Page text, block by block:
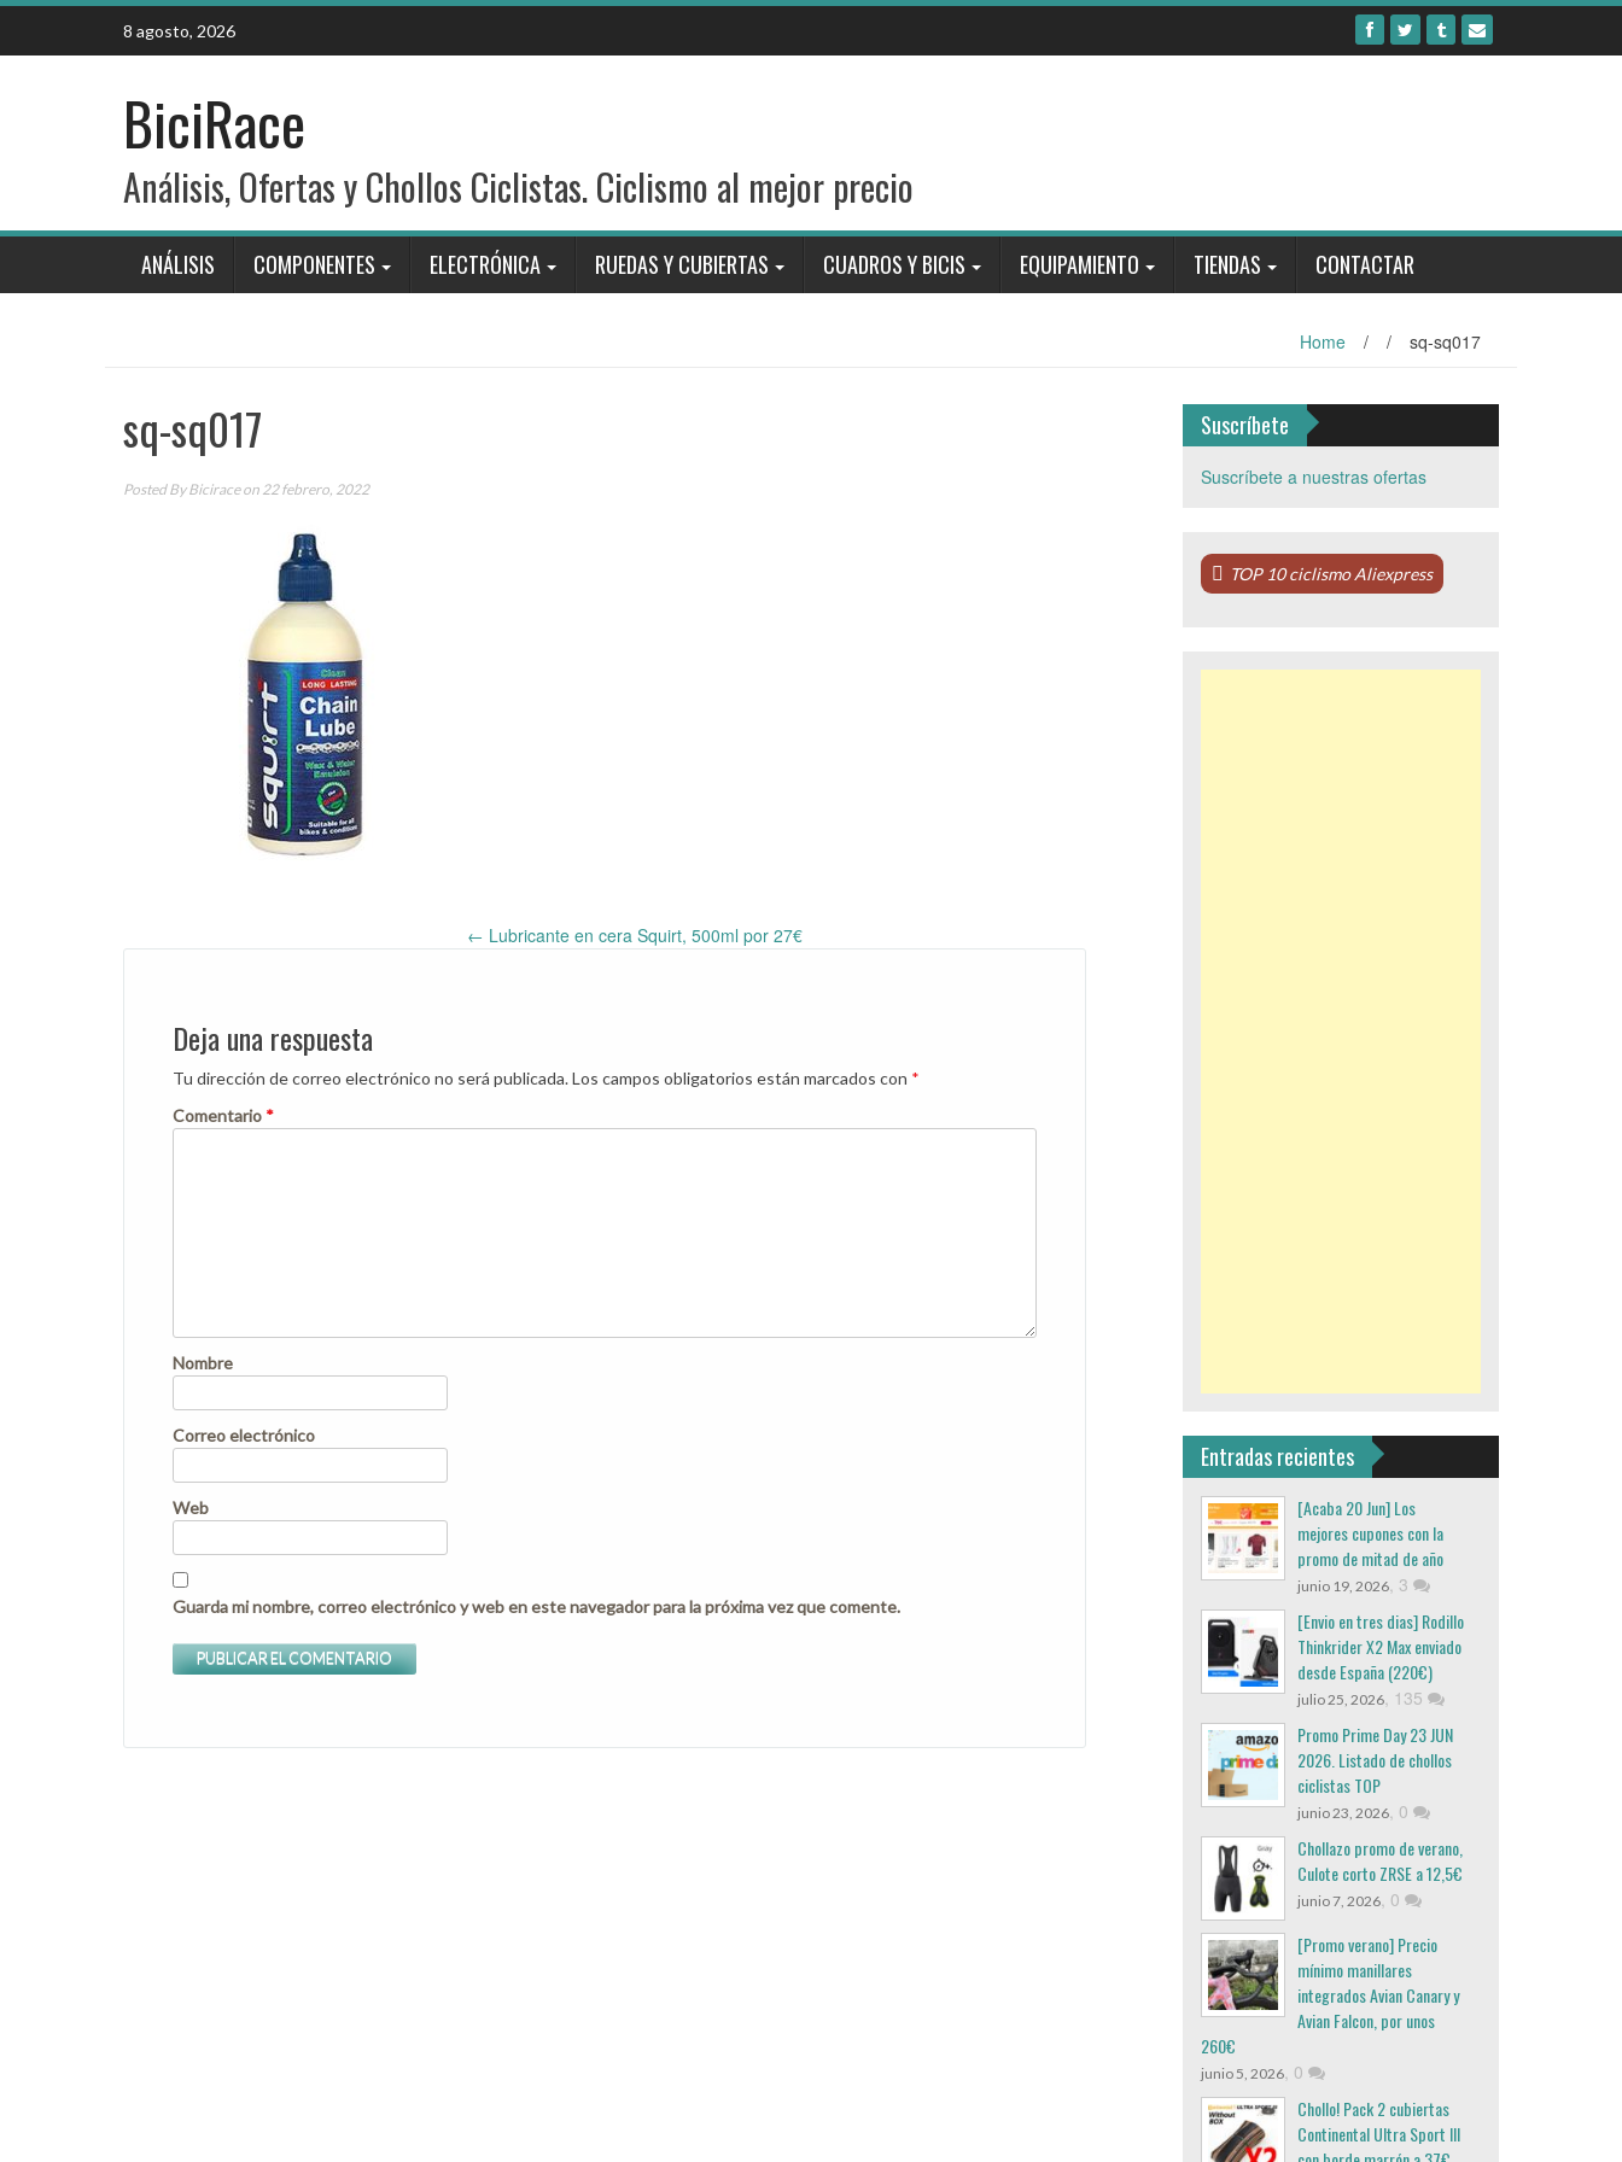
Skip
content
8 agosto, 2026
BiciRace
Análisis, Ofertas y Chollos Ciclistas. Ciclismo al mejor precio
ANÁLISIS COMPONENTES ELECTRÓNICA RUEDAS Y CUBIERTAS CUADROS Y BICIS EQUIPAMIENTO TIENDAS CONTACTAR
Home / / sq-sq017
sq-sq017
Posted ByBiciraceon 22 febrero, 2022
Post
navigation
← Lubricante en cera Squirt, 500ml por 27€
Deja una respuesta
Tu dirección de correo electrónico no será publicada.Los campos obligatorios están marcados con *
Comentario *
Nombre
Correo electrónico
Web
Guarda mi nombre, correo electrónico y web en este navegador para la próxima vez que comente.
Suscríbete
Suscríbete a nuestras ofertas
TOP 10 ciclismo Aliexpress
Entradas recientes
[Acaba 20 Jun] Los
mejores cupones con la
promo de mitad de año
junio 19, 2026, 3
[Envio en tres dias] Rodillo
Thinkrider X2 Max enviado
desde España (220€)
julio 25, 2026, 135
Promo Prime Day 23 JUN
2026. Listado de chollos
ciclistas TOP
junio 23, 2026, 0
Chollazo promo de verano,
Culote corto ZRSE a 12,5€
junio 7, 2026, 0
[Promo verano] Precio
mínimo manillares
integrados Avian Canary y
Avian Falcon, por unos
260€
junio 5, 2026, 0
Chollo! Pack 2 cubiertas
Continental Ultra Sport III